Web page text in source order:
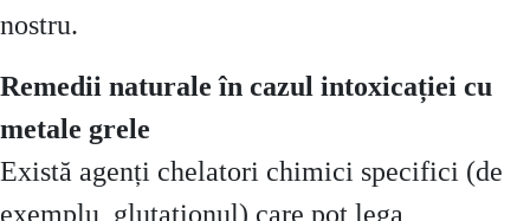
nostru.
Remedii naturale în cazul intoxicației cu
metale grele
Există agenți chelatori chimici specifici (de
exemplu, glutationul) care pot lega